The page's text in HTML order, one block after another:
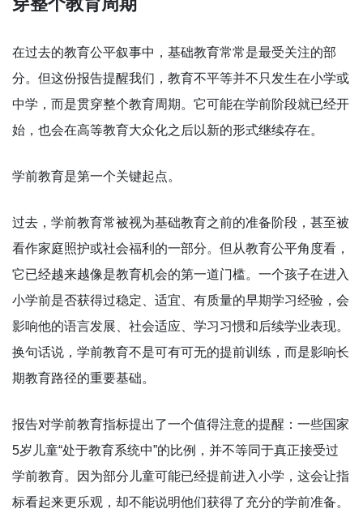
在过去的教育公平叙事中，基础教育常常是最受关注的部
分。但这份报告提醒我们，教育不平等并不只发生在小学或
中学，而是贯穿整个教育周期。它可能在学前阶段就已经开
始，也会在高等教育大众化之后以新的形式继续存在。
学前教育是第一个关键起点。
过去，学前教育常被视为基础教育之前的准备阶段，甚至被
看作家庭照护或社会福利的一部分。但从教育公平角度看，
它已经越来越像是教育机会的第一道门槛。一个孩子在进入
小学前是否获得过稳定、适宜、有质量的早期学习经验，会
影响他的语言发展、社会适应、学习习惯和后续学业表现。
换句话说，学前教育不是可有可无的提前训练，而是影响长
期教育路径的重要基础。
报告对学前教育指标提出了一个值得注意的提醒：一些国家
5岁儿童“处于教育系统中”的比例，并不等同于真正接受过
学前教育。因为部分儿童可能已经提前进入小学，这会让指
标看起来更乐观，却不能说明他们获得了充分的学前准备。